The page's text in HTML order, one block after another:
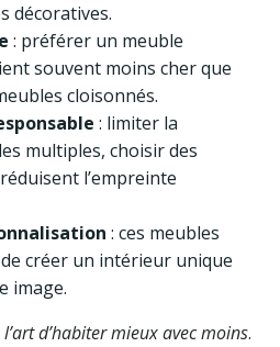
décoratives.
: préférer un meuble
souvent moins cher que
cloisonnés.
: limiter la
multiples, choisir des
l’empreinte
: ces meubles
créer un intérieur unique
image.
l’art d’habiter mieux avec moins.